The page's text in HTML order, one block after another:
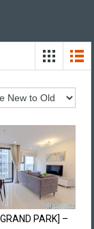
PARK] –